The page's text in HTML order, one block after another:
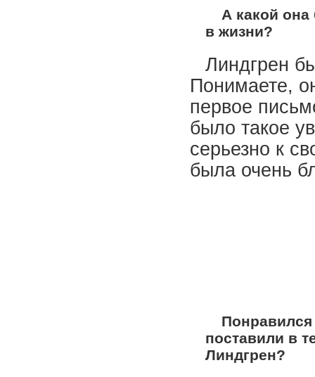
А какой
в жизни?
Линдгрен
Понимаете,
первое
было такое
серьезно к
была очень
поставили в
Линдгрен?